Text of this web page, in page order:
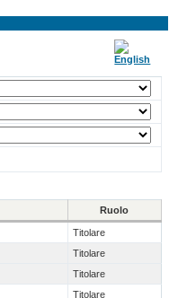
Ruolo
Titolare
Titolare
Titolare
Titolare